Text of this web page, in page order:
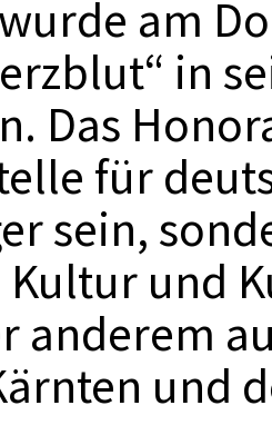
am
in
Das
für
sein,
und
anderem
und